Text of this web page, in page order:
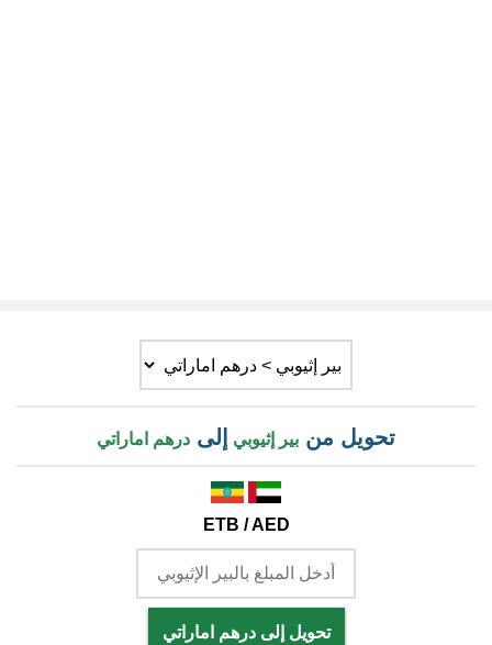
تحويل من بير إثيوبي إلى درهم اماراتي
ETB / AED
تحويل إلى درهم اماراتي